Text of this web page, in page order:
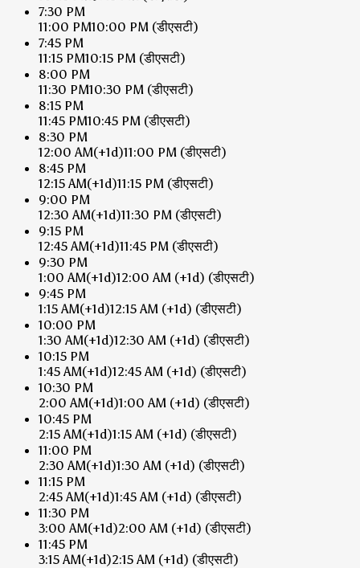
7:30 PM
11:00 PM10:00 PM (डीएसटी)
7:45 PM
11:15 PM10:15 PM (डीएसटी)
8:00 PM
11:30 PM10:30 PM (डीएसटी)
8:15 PM
11:45 PM10:45 PM (डीएसटी)
8:30 PM
12:00 AM(+1d)11:00 PM (डीएसटी)
8:45 PM
12:15 AM(+1d)11:15 PM (डीएसटी)
9:00 PM
12:30 AM(+1d)11:30 PM (डीएसटी)
9:15 PM
12:45 AM(+1d)11:45 PM (डीएसटी)
9:30 PM
1:00 AM(+1d)12:00 AM (+1d) (डीएसटी)
9:45 PM
1:15 AM(+1d)12:15 AM (+1d) (डीएसटी)
10:00 PM
1:30 AM(+1d)12:30 AM (+1d) (डीएसटी)
10:15 PM
1:45 AM(+1d)12:45 AM (+1d) (डीएसटी)
10:30 PM
2:00 AM(+1d)1:00 AM (+1d) (डीएसटी)
10:45 PM
2:15 AM(+1d)1:15 AM (+1d) (डीएसटी)
11:00 PM
2:30 AM(+1d)1:30 AM (+1d) (डीएसटी)
11:15 PM
2:45 AM(+1d)1:45 AM (+1d) (डीएसटी)
11:30 PM
3:00 AM(+1d)2:00 AM (+1d) (डीएसटी)
11:45 PM
3:15 AM(+1d)2:15 AM (+1d) (डीएसटी)